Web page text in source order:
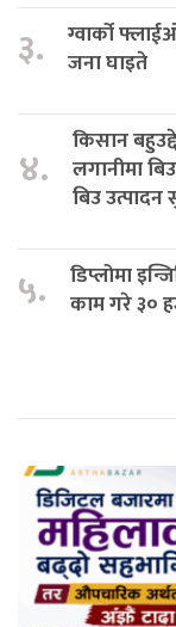
३.
ग्वार्को
जना घाइते
४.
किसान
लगानीमा
बिउ
५.
डिप्लोमा
काम गरे ३०